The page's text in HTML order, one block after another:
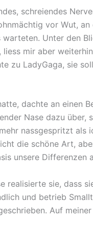
schreiendes
vor Wut,
Unter den
liess mir aber
zu LadyGaga, sie
dachte an einen
Nase dazu über,
nassgespritzt als
die schöne Art,
unsere Differenzen
realisierte sie, dass
und betrieb
Auf